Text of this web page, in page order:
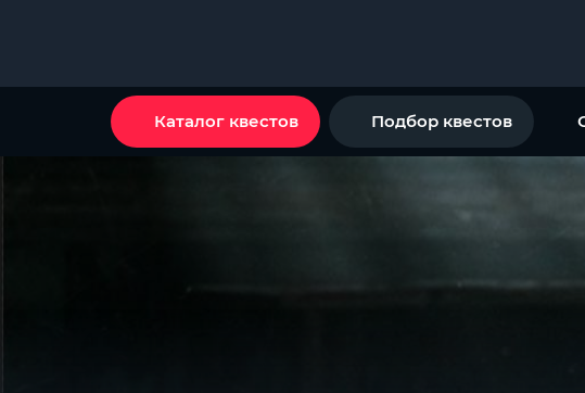
Каталог квестов Подбор квестов